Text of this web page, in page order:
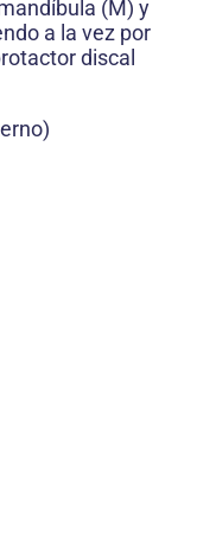
(M) y
a la vez por
discal